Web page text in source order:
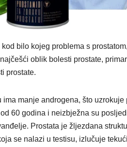
bilo kojeg problema s
oblik bolesti prostate,
prostate.
manje androgena, što
60 godina i neizbježna su
Prostata je žljezdana
se nalazi u testisu, izlučuje